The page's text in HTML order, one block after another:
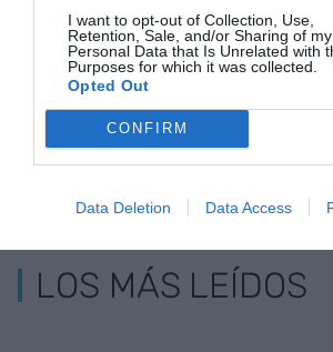
I want to opt-out of Collection, Use,
Retention, Sale, and/or Sharing of my
Personal Data that Is Unrelated with
Purposes for which it was collected.
Opted Out
CONFIRM
Data Deletion Data Access
millones en el
primer semestre
conservadoras
catalana
LOS MÁS LEÍDOS